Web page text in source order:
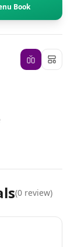
Book
(0 review)